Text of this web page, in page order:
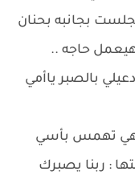
بجانبه بحنان
هيعمل حاجه ..
بالصبر ياأمي
وهي تهمس بأسي
: ربنا يصبرك